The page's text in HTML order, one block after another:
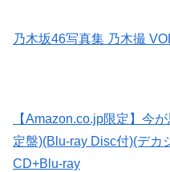
乃木坂46写真集 乃木撮
【Amazon.co.jp限定】今
定盤)(Blu-ray Disc付)(デカ
CD+Blu-ray